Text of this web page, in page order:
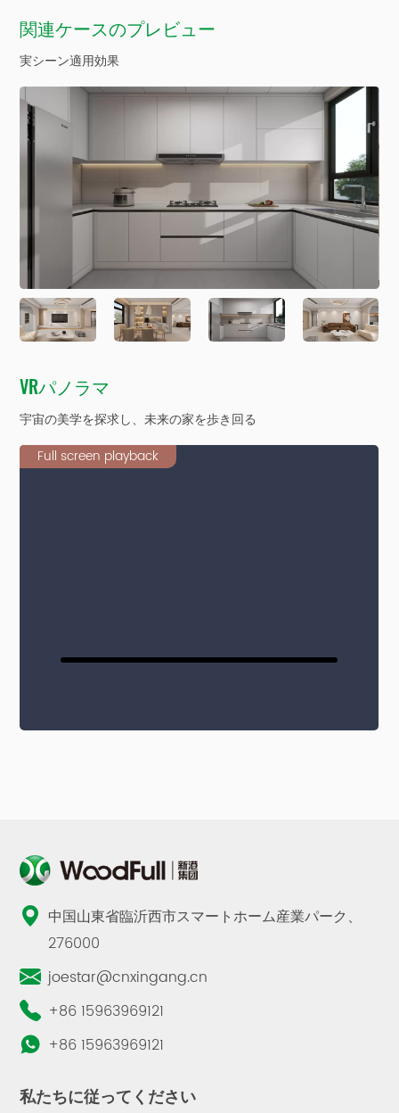
関連ケースのプレビュー
実シーン適用効果
VRパノラマ
宇宙の美学を探求し、未来の家を歩き回る
Full screen playback
中国山東省臨沂西市スマートホーム産業パーク、
276000
joestar@cnxingang.cn
+86 15963969121
+86 15963969121
私たちに従ってください